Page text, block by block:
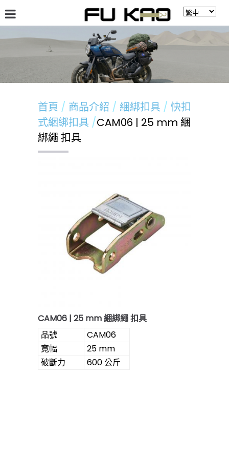
最新消息 留言板
首頁 商品介紹 綑綁扣具
快扣
式綑綁扣具
CAM06 | 25 mm 綑
綁繩 扣具
CAM06 | 25 mm 綑綁繩 扣具
品號
CAM06
寬幅
25 mm
破斷力
600 公斤